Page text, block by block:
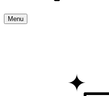
Menu